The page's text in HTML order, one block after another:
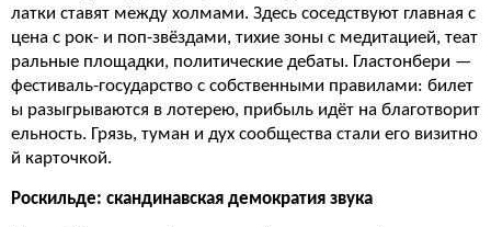
латки ставят между холмами. Здесь соседствуют главная с
цена с рок- и поп-звёздами, тихие зоны с медитацией, теат
ральные площадки, политические дебаты. Гластонбери —
фестиваль-государство с собственными правилами: билет
ы разыгрываются в лотерею, прибыль идёт на благотворит
ельность. Грязь, туман и дух сообщества стали его визитно
й карточкой.
Роскильде: скандинавская демократия звука